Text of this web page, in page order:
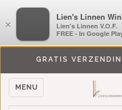
GRATIS
MENU
×
Lien's Linnen V.O.F.
FREE - In Google
×
Lien's Linnen
Lien's Linnen V.O.F.
FREE - In Google